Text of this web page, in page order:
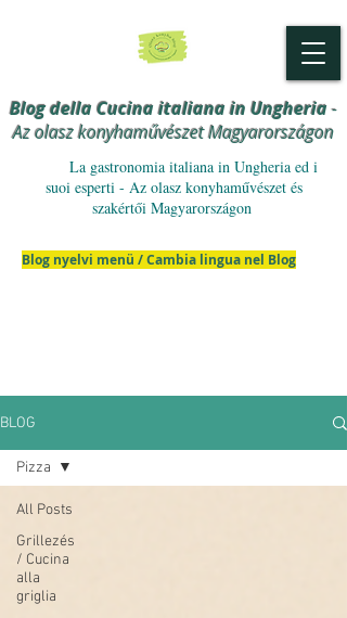
Blog della Cucina italiana in Ungheria-
Az olasz konyhaművészet Magyarországon
La gastronomia italiana in Ungheria ed i
suoi esperti - Az olasz konyhaművészet és
szakértői Magyarországon
Blog nyelvi menü / Cambia lingua nel Blog
BLOG
All Posts
Grillezés
/ Cucina
alla
griglia
Pizza